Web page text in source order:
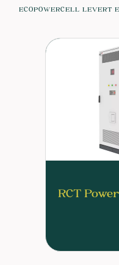
ECOPOWERCELL LEVERT
RCT Power